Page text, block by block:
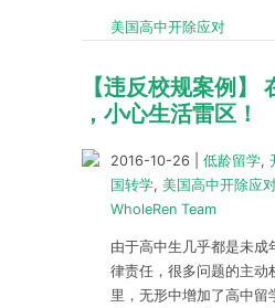
美国高中开除应对
【违反校规案例】
，小心生活雷区！
2016-10-26 低龄留学,
国转学, 美国高中开除应
WholeRen Team
由于高中生几乎都是未成
律责任，很多问题的主动
里，无形中增加了高中留